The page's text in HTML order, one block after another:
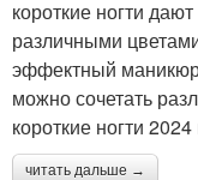
короткие ногти
различными
эффектный
можно сочетать
короткие ногти 2024
читать дальше →